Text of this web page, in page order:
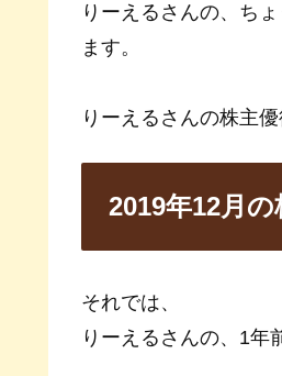
りーえるさんの、ち
ます。
りーえるさんの株主
2019年12月
それでは、
りーえるさんの、1年